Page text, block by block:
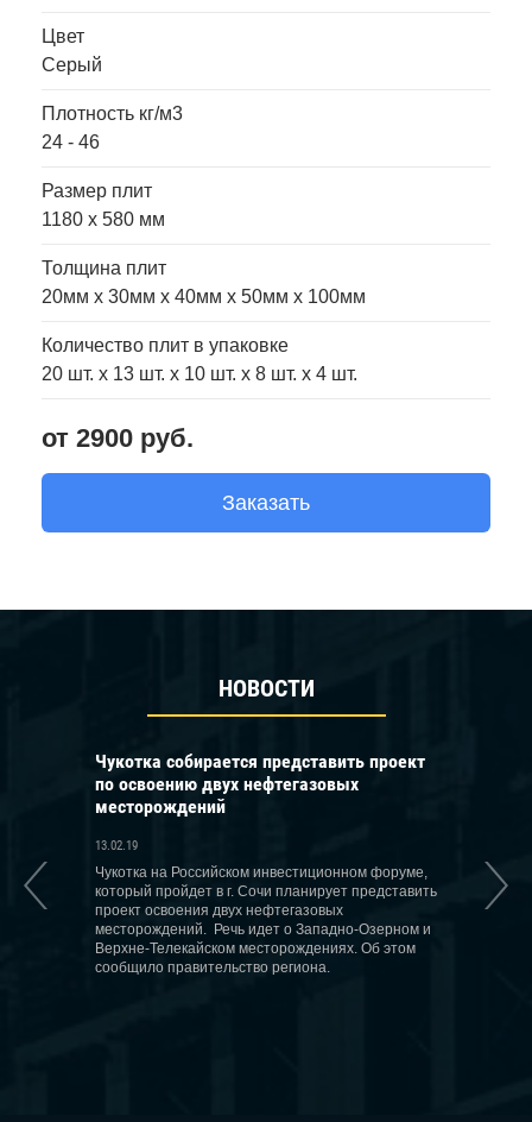
Цвет
Серый
Плотность кг/м3
24 - 46
Размер плит
1180 x 580 мм
Толщина плит
20мм х 30мм х 40мм х 50мм х 100мм
Количество плит в упаковке
20 шт. х 13 шт. х 10 шт. х 8 шт. х 4 шт.
от 2900 руб.
Заказать
НОВОСТИ
может
атомных
МВт
Чукотка собирается представить проект
по освоению двух нефтегазовых
месторождений
13.02.19
Чукотка на Российском инвестиционном форуме,
который пройдет в г. Сочи планирует представить
проект освоения двух нефтегазовых
месторождений. Речь идет о Западно-Озерном и
Верхне-Телекайском месторождениях. Об этом
сообщило правительство региона.
в России,
ибн